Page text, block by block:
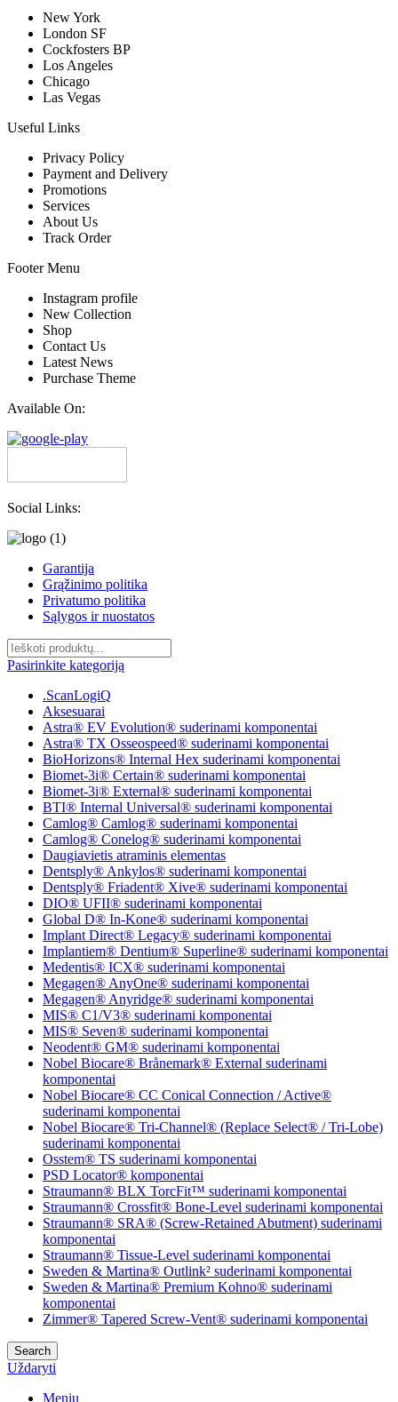
New York
London SF
Cockfosters BP
Los Angeles
Chicago
Las Vegas
Useful Links
Privacy Policy
Payment and Delivery
Promotions
Services
About Us
Track Order
Footer Menu
Instagram profile
New Collection
Shop
Contact Us
Latest News
Purchase Theme
Available On:
Social Links:
Garantija
Grąžinimo politika
Privatumo politika
Sąlygos ir nuostatos
Pasirinkite kategoriją
.ScanLogiQ
Aksesuarai
Astra® EV Evolution® suderinami komponentai
Astra® TX Osseospeed® suderinami komponentai
BioHorizons® Internal Hex suderinami komponentai
Biomet-3i® Certain® suderinami komponentai
Biomet-3i® External® suderinami komponentai
BTI® Internal Universal® suderinami komponentai
Camlog® Camlog® suderinami komponentai
Camlog® Conelog® suderinami komponentai
Daugiavietis atraminis elementas
Dentsply® Ankylos® suderinami komponentai
Dentsply® Friadent® Xive® suderinami komponentai
DIO® UFII® suderinami komponentai
Global D® In-Kone® suderinami komponentai
Implant Direct® Legacy® suderinami komponentai
Implantiem® Dentium® Superline® suderinami komponentai
Medentis® ICX® suderinami komponentai
Megagen® AnyOne® suderinami komponentai
Megagen® Anyridge® suderinami komponentai
MIS® C1/V3® suderinami komponentai
MIS® Seven® suderinami komponentai
Neodent® GM® suderinami komponentai
Nobel Biocare® Brånemark® External suderinami
komponentai
Nobel Biocare® CC Conical Connection / Active®
suderinami komponentai
Nobel Biocare® Tri-Channel® (Replace Select® / Tri-Lobe)
suderinami komponentai
Osstem® TS suderinami komponentai
PSD Locator® komponentai
Straumann® BLX TorcFit™ suderinami komponentai
Straumann® Crossfit® Bone-Level suderinami komponentai
Straumann® SRA® (Screw-Retained Abutment) suderinami
komponentai
Straumann® Tissue-Level suderinami komponentai
Sweden & Martina® Outlink² suderinami komponentai
Sweden & Martina® Premium Kohno® suderinami
komponentai
Zimmer® Tapered Screw-Vent® suderinami komponentai
Search
Uždaryti
Meniu